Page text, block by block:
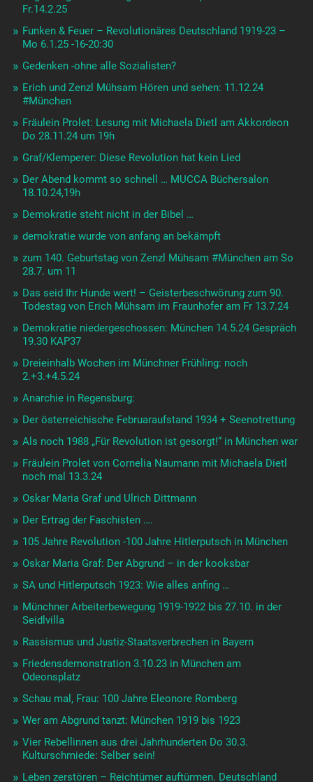
Fr.14.2.25
Funken & Feuer – Revolutionäres Deutschland 1919-23 –
Mo 6.1.25 -16-20:30
Gedenken -ohne alle Sozialisten?
Erich und Zenzl Mühsam Hören und sehen: 11.12.24
#München
Fräulein Prolet: Lesung mit Michaela Dietl am Akkordeon
Do 28.11.24 um 19h
Graf/Klemperer: Diese Revolution hat kein Lied
Der Abend kommt so schnell … MUCCA Büchersalon
18.10.24,19h
Demokratie steht nicht in der Bibel …
demokratie wurde von anfang an bekämpft
zum 140. Geburtstag von Zenzl Mühsam #München am So
28.7. um 11
Das seid Ihr Hunde wert! – Geisterbeschwörung zum 90.
Todestag von Erich Mühsam im Fraunhofer am Fr 13.7.24
Demokratie niedergeschossen: München 14.5.24 Gespräch
19.30 KAP37
Dreieinhalb Wochen im Münchner Frühling: noch
2.+3.+4.5.24
Anarchie in Regensburg:
Der österreichische Februaraufstand 1934 + Seenotrettung
Als noch 1988 „Für Revolution ist gesorgt!“ in München war
Fräulein Prolet von Cornelia Naumann mit Michaela Dietl
noch mal 13.3.24
Oskar Maria Graf und Ulrich Dittmann
Der Ertrag der Faschisten ….
105 Jahre Revolution -100 Jahre Hitlerputsch in München
Oskar Maria Graf: Der Abgrund – in der kooksbar
SA und Hitlerputsch 1923: Wie alles anfing …
Münchner Arbeiterbewegung 1919-1922 bis 27.10. in der
Seidlvilla
Rassismus und Justiz-Staatsverbrechen in Bayern
Friedensdemonstration 3.10.23 in München am
Odeonsplatz
Schau mal, Frau: 100 Jahre Eleonore Romberg
Wer am Abgrund tanzt: München 1919 bis 1923
Vier Rebellinnen aus drei Jahrhunderten Do 30.3.
Kulturschmiede: Selber sein!
Leben zerstören – Reichtümer auftürmen. Deutschland